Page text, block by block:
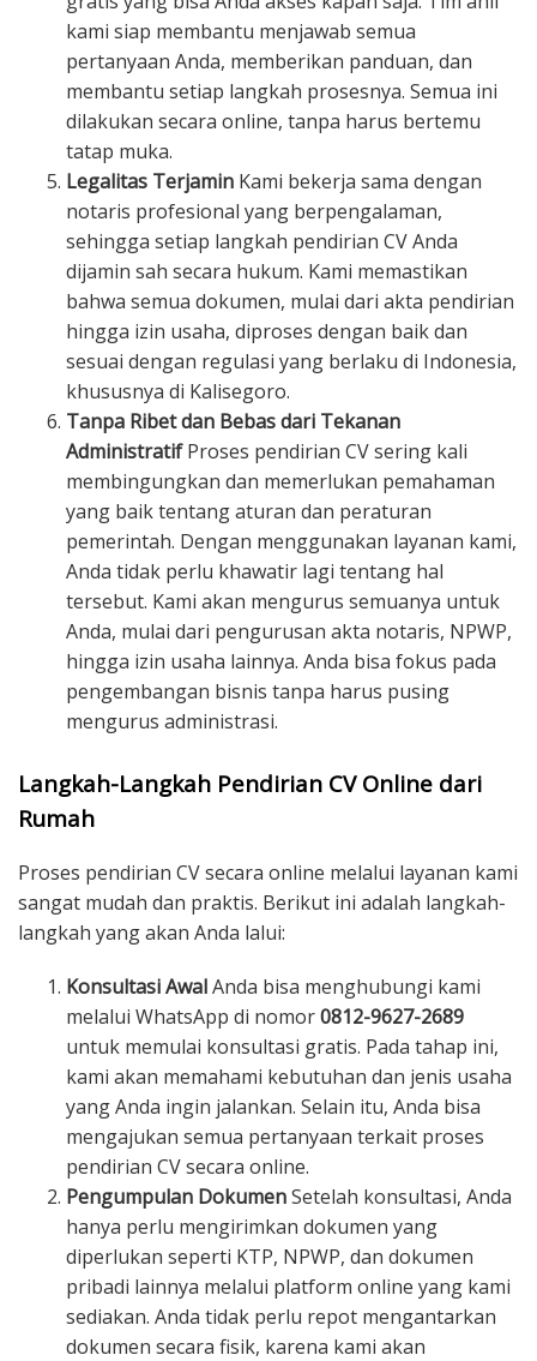
kami siap membantu menjawab semua
pertanyaan Anda, memberikan panduan, dan
membantu setiap langkah prosesnya. Semua ini
dilakukan secara online, tanpa harus bertemu
tatap muka.
Legalitas Terjamin Kami bekerja sama dengan
notaris profesional yang berpengalaman,
sehingga setiap langkah pendirian CV Anda
dijamin sah secara hukum. Kami memastikan
bahwa semua dokumen, mulai dari akta pendirian
hingga izin usaha, diproses dengan baik dan
sesuai dengan regulasi yang berlaku di Indonesia,
khususnya di Kalisegoro.
Tanpa Ribet dan Bebas dari Tekanan
AdministratifProses pendirian CV sering kali
membingungkan dan memerlukan pemahaman
yang baik tentang aturan dan peraturan
pemerintah. Dengan menggunakan layanan kami,
Anda tidak perlu khawatir lagi tentang hal
tersebut. Kami akan mengurus semuanya untuk
Anda, mulai dari pengurusan akta notaris, NPWP,
hingga izin usaha lainnya. Anda bisa fokus pada
pengembangan bisnis tanpa harus pusing
mengurus administrasi.
Langkah-Langkah Pendirian CV Online dari
Rumah
Proses pendirian CV secara online melalui layanan kami
sangat mudah dan praktis. Berikut ini adalah langkah-
langkah yang akan Anda lalui:
Konsultasi AwalAnda bisa menghubungi kami
melalui WhatsApp di nomor0812-9627-2689
untuk memulai konsultasi gratis. Pada tahap ini,
kami akan memahami kebutuhan dan jenis usaha
yang Anda ingin jalankan. Selain itu, Anda bisa
mengajukan semua pertanyaan terkait proses
pendirian CV secara online.
Pengumpulan DokumenSetelah konsultasi, Anda
hanya perlu mengirimkan dokumen yang
diperlukan seperti KTP, NPWP, dan dokumen
pribadi lainnya melalui platform online yang kami
sediakan. Anda tidak perlu repot mengantarkan
dokumen secara fisik, karena kami akan